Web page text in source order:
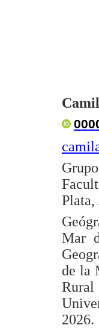
Plata,
Mar
de la
Rural
2026.